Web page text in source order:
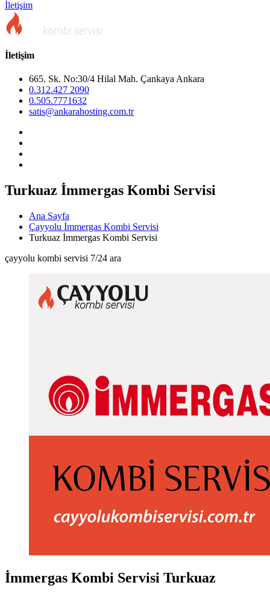
İletişim
İletişim
665. Sk. No:30/4 Hilal Mah. Çankaya Ankara
0.312.427 2090
0.505.7771632
satis@ankarahosting.com.tr
Turkuaz İmmergas Kombi Servisi
Ana Sayfa
Çayyolu İmmergas Kombi Servisi
Turkuaz İmmergas Kombi Servisi
çayyolu kombi servisi 7/24 ara
İmmergas Kombi Servisi Turkuaz